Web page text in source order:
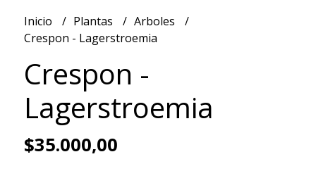
Inicio Plantas
Arboles
Crespon - Lagerstroemia
Crespon -
Lagerstroemia
$35.000,00